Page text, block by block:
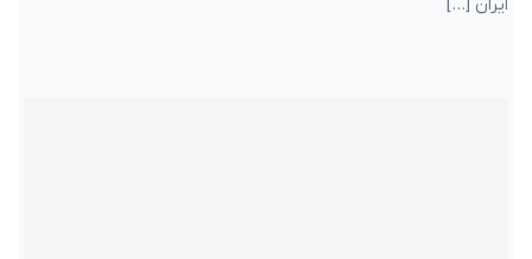
ایران […]